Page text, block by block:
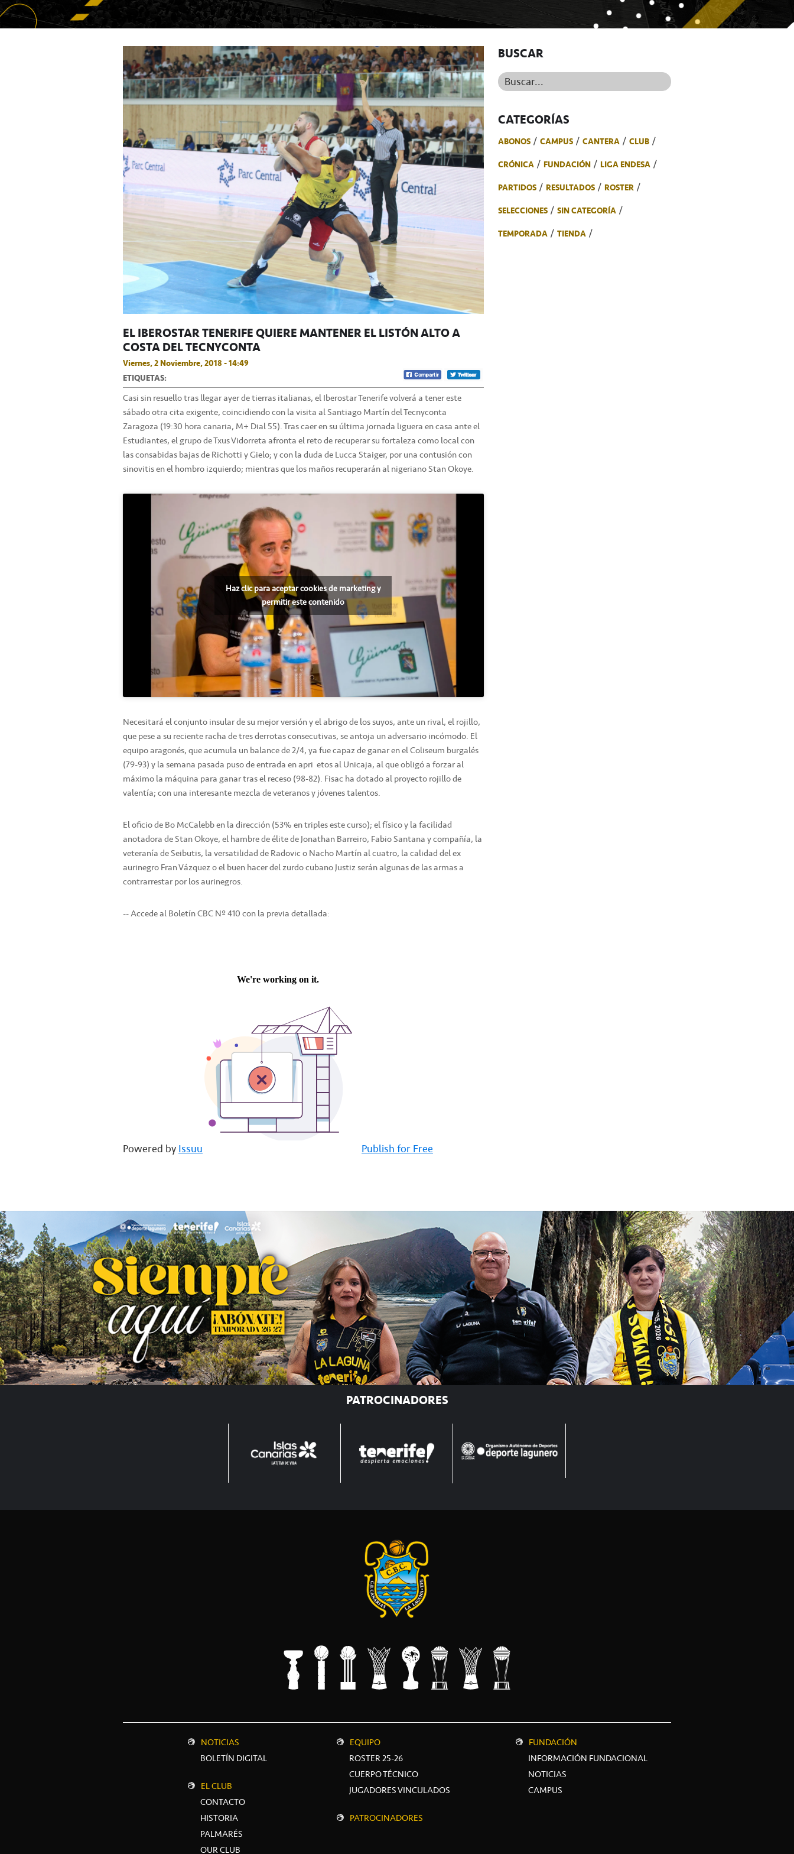
EL IBEROSTAR TENERIFE QUIERE MANTENER EL LISTÓN ALTO A
COSTA DEL TECNYCONTA
Viernes, 2 Noviembre, 2018 - 14:49
ETIQUETAS:
Casi sin resuello tras llegar ayer de tierras italianas, el Iberostar Tenerife volverá a tener este
sábado otra cita exigente, coincidiendo con la visita al Santiago Martín del Tecnyconta
Zaragoza (19:30 hora canaria, M+ Dial 55). Tras caer en su última jornada liguera en casa ante el
Estudiantes, el grupo de Txus Vidorreta afronta el reto de recuperar su fortaleza como local con
las consabidas bajas de Richotti y Gielo; y con la duda de Lucca Staiger, por una contusión con
sinovitis en el hombro izquierdo; mientras que los maños recuperarán al nigeriano Stan Okoye.
Haz clic para aceptar cookies de marketing y
permitir este contenido
Necesitará el conjunto insular de su mejor versión y el abrigo de los suyos, ante un rival, el rojillo,
que pese a su reciente racha de tres derrotas consecutivas, se antoja un adversario incómodo. El
equipo aragonés, que acumula un balance de 2/4, ya fue capaz de ganar en el Coliseum burgalés
(79-93) y la semana pasada puso de entrada en apri etos al Unicaja, al que obligó a forzar al
máximo la máquina para ganar tras el receso (98-82). Fisac ha dotado al proyecto rojillo de
valentía; con una interesante mezcla de veteranos y jóvenes talentos.
El oficio de Bo McCalebb en la dirección (53% en triples este curso); el físico y la facilidad
anotadora de Stan Okoye, el hambre de élite de Jonathan Barreiro, Fabio Santana y compañía, la
veteranía de Seibutis, la versatilidad de Radovic o Nacho Martín al cuatro, la calidad del ex
aurinegro Fran Vázquez o el buen hacer del zurdo cubano Justiz serán algunas de las armas a
contrarrestar por los aurinegros.
-- Accede al Boletín CBC Nº 410 con la previa detallada:
Powered byIssuu Publish for Free
BUSCAR
Buscar...
CATEGORÍAS
ABONOS CAMPUS CANTERA
CLUB
CRÓNICA
FUNDACIÓN
LIGA ENDESA
PARTIDOS
RESULTADOS
ROSTER
SELECCIONES
SIN CATEGORÍA
TEMPORADA
TIENDA
PATROCINADORES
NOTICIAS
BOLETÍN DIGITAL
EL CLUB
CONTACTO
HISTORIA
PALMARÉS
OUR CLUB
EQUIPO
ROSTER 25-26
CUERPO TÉCNICO
JUGADORES VINCULADOS
PATROCINADORES
FUNDACIÓN
INFORMACIÓN FUNDACIONAL
NOTICIAS
CAMPUS